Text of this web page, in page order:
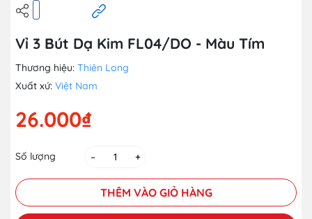
Vỉ 3 Bút Dạ Kim FL04/DO - Màu Tím
Thương hiệu: Thiên Long
Xuất xứ: Việt Nam
26.000₫
Số lượng – +
THÊM VÀO GIỎ HÀNG